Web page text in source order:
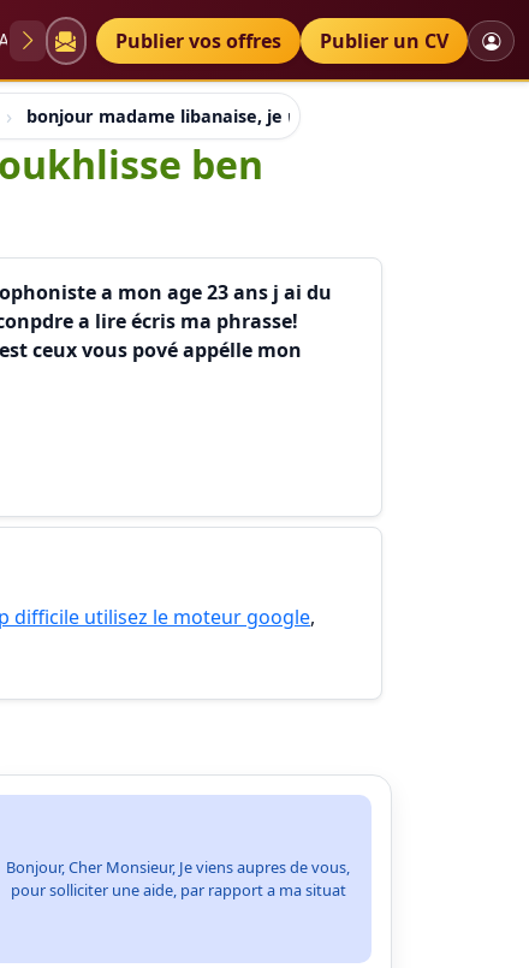
Diplômes Petites annonces
Publier vos offres Publier un CV
bonjour madame libanaise, je m appelle meLLe
ben
a mon age 23 ans j ai du
a lire écris ma phrasse!
ceux vous pové appélle mon
difficile utilisez le moteur google,
Bonjour, Cher Monsieur, Je viens aupres de vous,
pour solliciter une aide, par rapport a ma situat